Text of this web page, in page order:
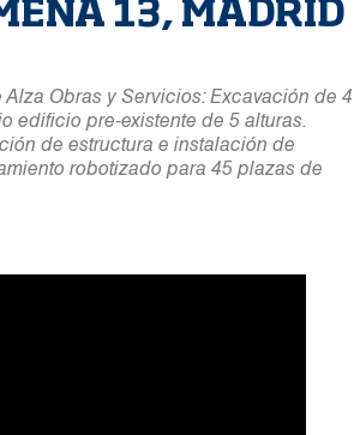
13, MADRID
Obras y Servicios: Excavación de 4
edificio pre-existente de 5 alturas.
de estructura e instalación de
robotizado para 45 plazas de